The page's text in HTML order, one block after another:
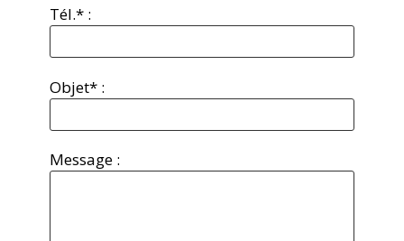
Tél.* :
Objet* :
Message :